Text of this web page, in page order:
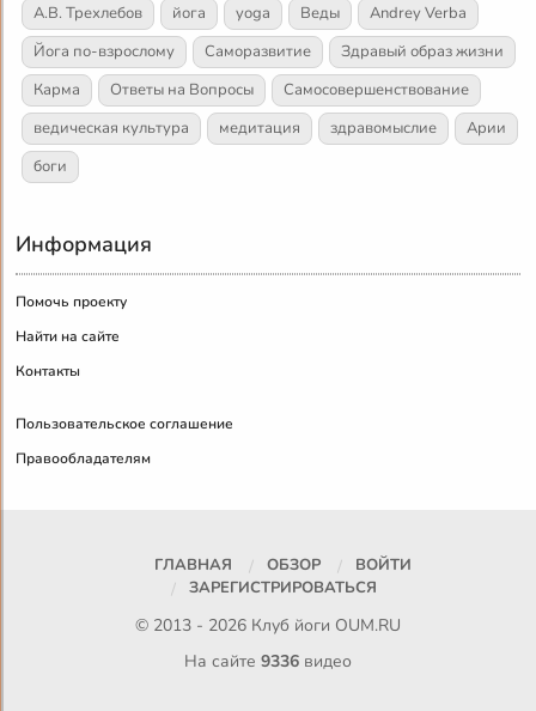
А.В. Трехлебов
йога yoga Веды
Andrey Verba
Йога по-взрослому
Саморазвитие
Здравый образ жизни
Карма
Ответы на Вопросы
Самосовершенствование
ведическая культура
медитация здравомыслие
Арии
боги
Информация
Помочь проекту
Найти на сайте
Контакты
Пользовательское соглашение
Правообладателям
ГЛАВНАЯ ОБЗОР
ВОЙТИ
ЗАРЕГИСТРИРОВАТЬСЯ
© 2013 - 2026 Клуб йоги OUM.RU
На сайте 9336видео